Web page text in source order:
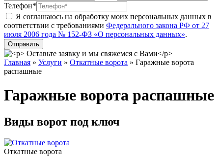
Телефон*
Я соглашаюсь на обработку моих персональных данных в
соответствии с требованиями Федерального закона РФ от 27
июля 2006 года № 152-ФЗ «О персональных данных».
Главная » Услуги » Откатные ворота » Гаражные ворота
распашные
Гаражные ворота распашные
Виды ворот под ключ
Откатные ворота